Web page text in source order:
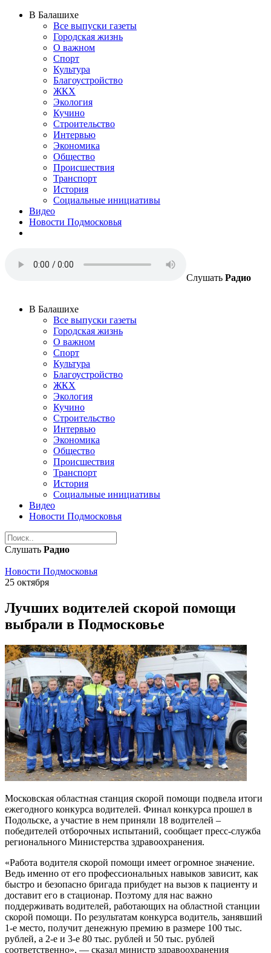
В Балашихе
Все выпуски газеты
Городская жизнь
О важном
Спорт
Культура
Благоустройство
ЖКХ
Экология
Кучино
Строительство
Интервью
Экономика
Общество
Происшествия
Транспорт
История
Социальные инициативы
Видео
Новости Подмосковья
Слушать Радио
В Балашихе
Все выпуски газеты
Городская жизнь
О важном
Спорт
Культура
Благоустройство
ЖКХ
Экология
Кучино
Строительство
Интервью
Экономика
Общество
Происшествия
Транспорт
История
Социальные инициативы
Видео
Новости Подмосковья
Слушать Радио
Новости Подмосковья
25 октября
Лучших водителей скорой помощи
выбрали в Подмосковье
Московская областная станция скорой помощи подвела итоги
ежегодного конкурса водителей. Финал конкурса прошел в
Подольске, а участие в нем приняли 18 водителей –
победителей отборочных испытаний, сообщает пресс-служба
регионального Министерства здравоохранения.
«Работа водителя скорой помощи имеет огромное значение.
Ведь именно от его профессиональных навыков зависит, как
быстро и безопасно бригада прибудет на вызов к пациенту и
доставит его в стационар. Поэтому для нас важно
поддерживать водителей, работающих на областной станции
скорой помощи. По результатам конкурса водитель, занявший
1-е место, получит денежную премию в размере 100 тыс.
рублей, а 2-е и 3-е 80 тыс. рублей и 50 тыс. рублей
соответственно», — сказал министр здравоохранения